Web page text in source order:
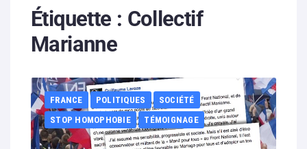
Contenus litigieux
Nous soutenir
Partenaires
Contacts
Étiquette : Collectif
Marianne
FRANCE POLITIQUES
SOCIÉTÉ
STOP HOMOPHOBIE
TÉMOIGNAGE